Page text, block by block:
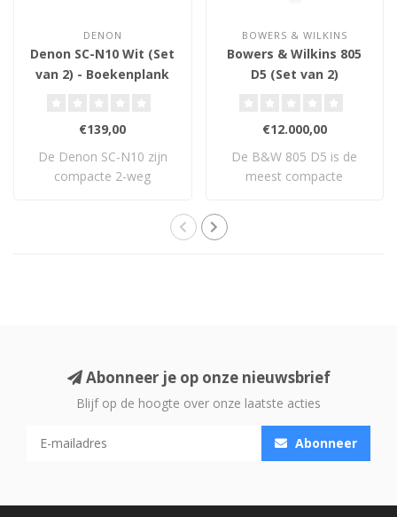
DENON
Denon SC-N10 Wit (Set
van 2) - Boekenplank
€139,00
De Denon SC-N10 zijn
compacte 2-weg
BOWERS & WILKINS
Bowers & Wilkins 805
D5 (Set van 2)
€12.000,00
De B&W 805 D5 is de
meest compacte
Abonneer je op onze nieuwsbrief
Blijf op de hoogte over onze laatste acties
Abonneer